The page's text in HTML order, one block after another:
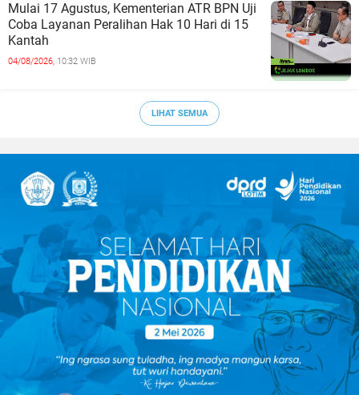
Mulai 17 Agustus, Kementerian ATR BPN Uji
Coba Layanan Peralihan Hak 10 Hari di 15
Kantah
04/08/2026, 10:32 WIB
LIHAT SEMUA